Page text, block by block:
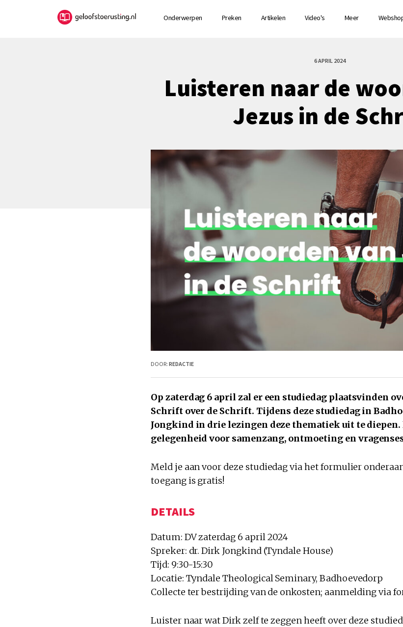
Onderwerpen Preken Artikelen Video's Meer
6 APRIL 2024
Luisteren naar de
Jezus in de
DOOR: REDACTIE
Op zaterdag 6 april zal er een studiedag plaatsvinden
Schrift over de Schrift. Tijdens deze studiedag in
Jongkind in drie lezingen deze thematiek uit te
gelegenheid voor samenzang, ontmoeting en
Meld je aan voor deze studiedag via het formulier
toegang is gratis!
DETAILS
Datum: DV zaterdag 6 april 2024
Spreker: dr. Dirk Jongkind (Tyndale House)
Tijd: 9:30-15:30
Locatie: Tyndale Theological Seminary, Badhoevedorp
Collecte ter bestrijding van de onkosten; aanmelding via
Luister naar wat Dirk zelf te zeggen heeft over deze